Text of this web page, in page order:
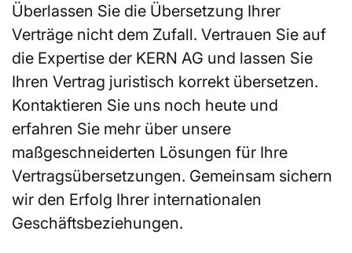
Überlassen Sie die Übersetzung Ihrer
Verträge nicht dem Zufall. Vertrauen Sie auf
die Expertise der KERN AG und lassen Sie
Ihren Vertrag juristisch korrekt übersetzen.
Kontaktieren Sie uns noch heute und
erfahren Sie mehr über unsere
maßgeschneiderten Lösungen für Ihre
Vertragsübersetzungen. Gemeinsam sichern
wir den Erfolg Ihrer internationalen
Geschäftsbeziehungen.